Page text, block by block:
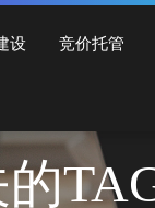
设 竞价托管